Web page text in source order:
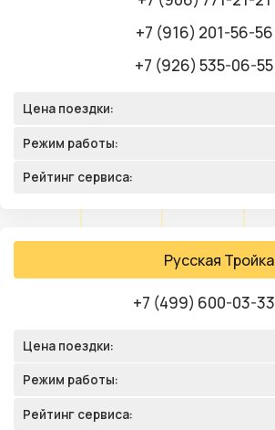
+7 (916) 201-56-56
+7 (926) 535-06-55
Цена поездки:
Режим работы:
Рейтинг сервиса:
Русская Тройка
+7 (499) 600-03-33
Цена поездки:
Режим работы:
Рейтинг сервиса: